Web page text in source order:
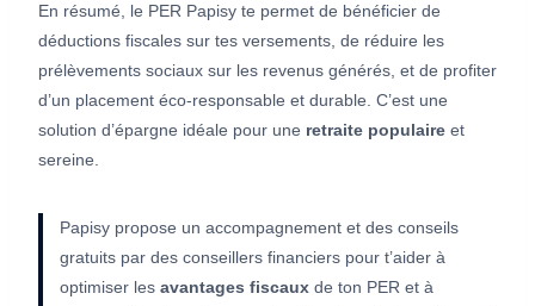
En résumé, le PER Papisy te permet de bénéficier de
déductions fiscales sur tes versements, de réduire les
prélèvements sociaux sur les revenus générés, et de profiter
d’un placement éco-responsable et durable. C’est une
solution d’épargne idéale pour une retraite populaire et
sereine.
Papisy propose un accompagnement et des conseils
gratuits par des conseillers financiers pour t’aider à
optimiser les avantages fiscaux de ton PER et à